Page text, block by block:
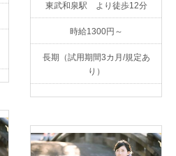
東武和泉駅 より徒歩12分
時給1300円～
長期（試用期間3カ月/規定あ
り）